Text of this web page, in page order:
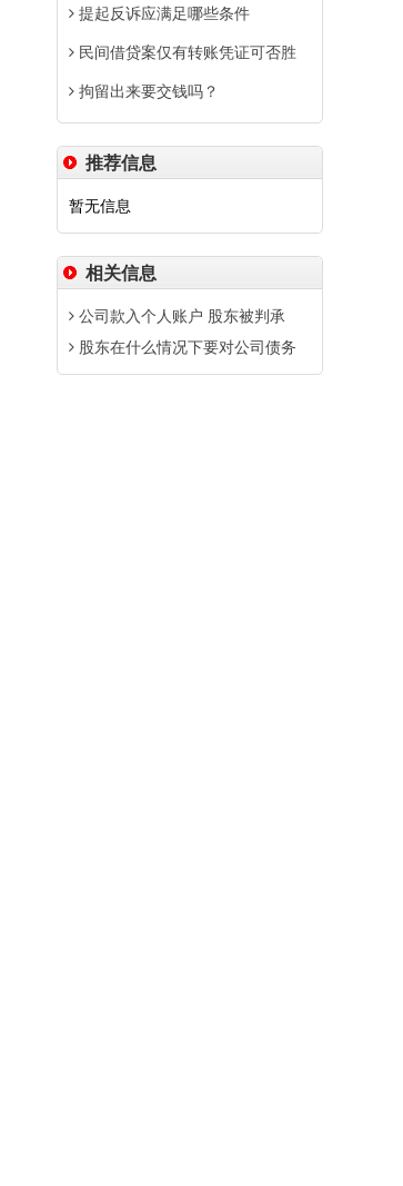
提起反诉应满足哪些条件
民间借贷案仅有转账凭证可否胜
拘留出来要交钱吗？
推荐信息
暂无信息
相关信息
公司款入个人账户 股东被判承
股东在什么情况下要对公司债务